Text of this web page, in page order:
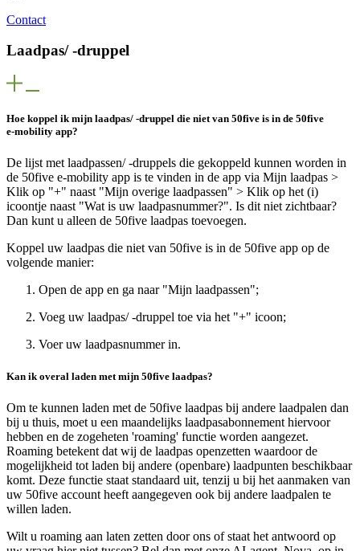
Contact
Laadpas/ -druppel
Hoe koppel ik mijn laadpas/ -druppel die niet van 50five is in de 50five
e‑mobility app?
De lijst met laadpassen/ -druppels die gekoppeld kunnen worden in
de 50five e‑mobility app is te vinden in de app via Mijn laadpas >
Klik op "+" naast "Mijn overige laadpassen" > Klik op het (i)
icoontje naast "Wat is uw laadpasnummer?". Is dit niet zichtbaar?
Dan kunt u alleen de 50five laadpas toevoegen.
Koppel uw laadpas die niet van 50five is in de 50five app op de
volgende manier:
Open de app en ga naar "Mijn laadpassen";
Voeg uw laadpas/ -druppel toe via het "+" icoon;
Voer uw laadpasnummer in.
Kan ik overal laden met mijn 50five laadpas?
Om te kunnen laden met de 50five laadpas bij andere laadpalen dan
bij u thuis, moet u een maandelijks laadpasabonnement hiervoor
hebben en de zogeheten 'roaming' functie worden aangezet.
Roaming betekent dat wij de laadpas openzetten waardoor de
mogelijkheid tot laden bij andere (openbare) laadpunten beschikbaar
komt. Deze functie staat standaard uit, tenzij u bij het aanmaken van
uw 50five account heeft aangegeven ook bij andere laadpalen te
willen laden.
Wilt u roaming aan laten zetten door ons of staat het antwoord op